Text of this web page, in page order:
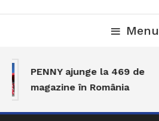
Menu
PENNY ajunge la 469 de
magazine în România